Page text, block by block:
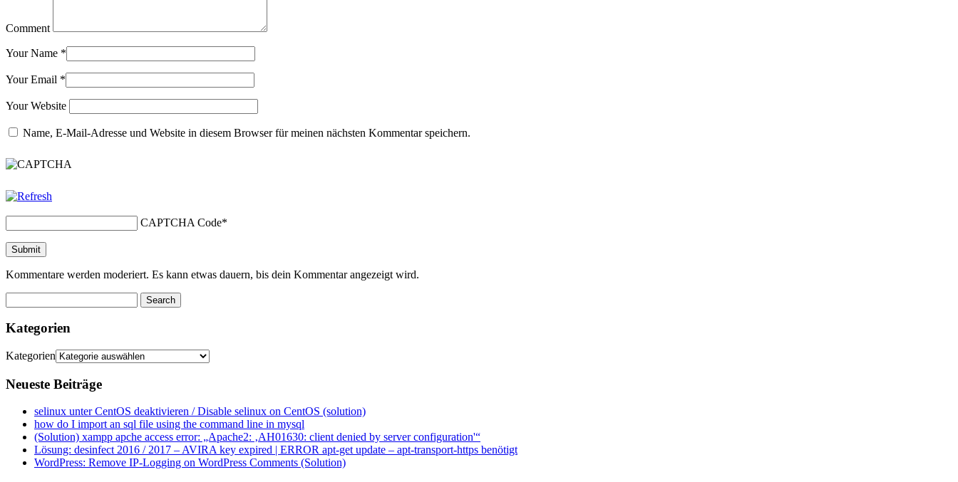
Comment
Your Name *
Your Email *
Your Website
Name, E-Mail-Adresse und Website in diesem Browser für meinen nächsten Kommentar speichern.
CAPTCHA Code*
Kommentare werden moderiert. Es kann etwas dauern, bis dein Kommentar angezeigt wird.
Kategorien
Kategorien
Neueste Beiträge
selinux unter CentOS deaktivieren / Disable selinux on CentOS (solution)
how do I import an sql file using the command line in mysql
(Solution) xampp apche access error: „Apache2: ‚AH01630: client denied by server configuration'“
Lösung: desinfect 2016 / 2017 – AVIRA key expired | ERROR apt-get update – apt-transport-https benötigt
WordPress: Remove IP-Logging on WordPress Comments (Solution)